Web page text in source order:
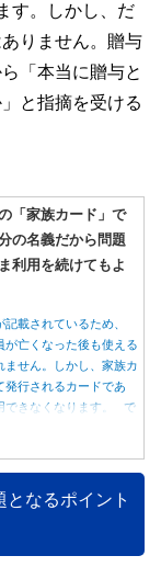
す。しかし、だ
りません。贈与
「本当に贈与と
と指摘を受ける
「家族カード」で
の名義だから問題
利用を続けてもよ
載されているため、
が亡くなった後も使える
ません。しかし、家族カ
発行されるカードであ
できなくなります。 で
すく解説します。
なるポイント